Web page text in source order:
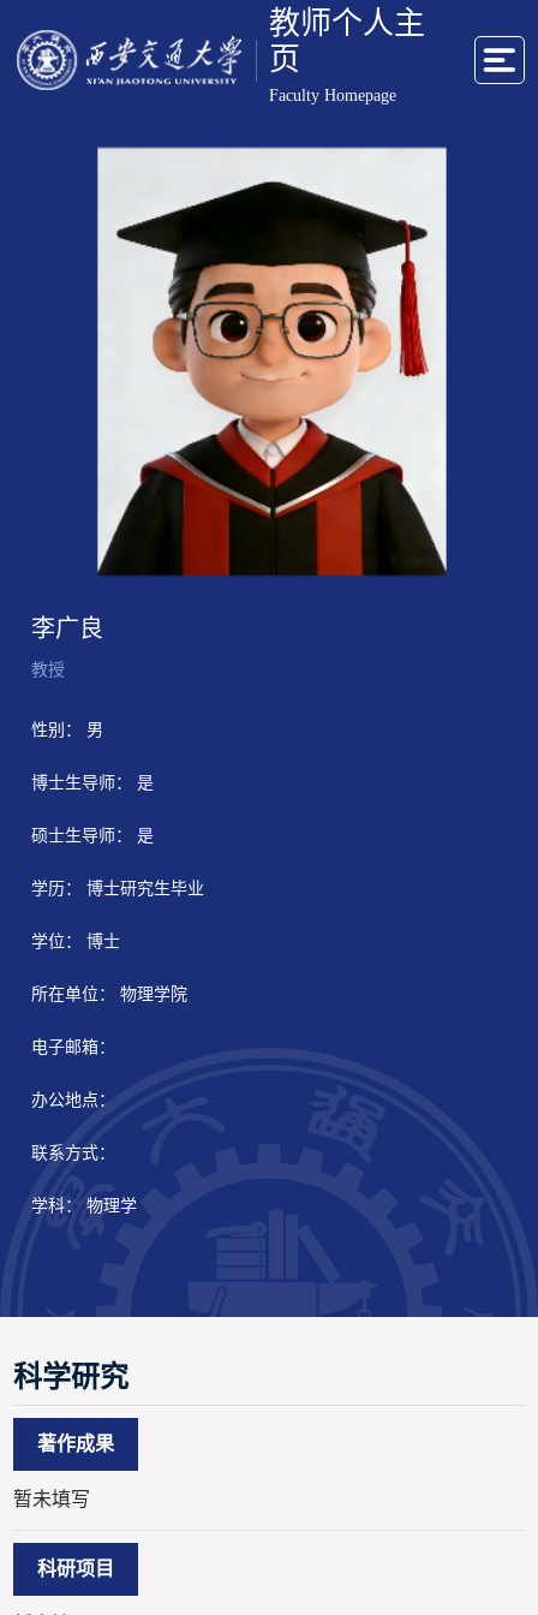
教师个人主
页
Faculty Homepage
李广良
教授
性别： 男
博士生导师： 是
硕士生导师： 是
学历： 博士研究生毕业
学位： 博士
所在单位： 物理学院
电子邮箱：
办公地点：
联系方式：
学科： 物理学
科学研究
著作成果
暂未填写
科研项目